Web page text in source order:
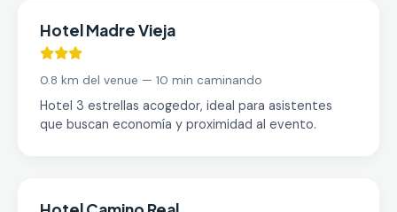
Hotel Madre Vieja
0.8 km del venue — 10 min caminando
Hotel 3 estrellas acogedor, ideal para asistentes
que buscan economía y proximidad al evento.